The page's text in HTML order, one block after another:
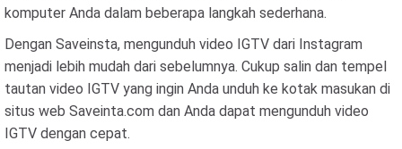
komputer Anda dalam beberapa langkah sederhana.
Dengan Saveinsta, mengunduh video IGTV dari Instagram
menjadi lebih mudah dari sebelumnya. Cukup salin dan tempel
tautan video IGTV yang ingin Anda unduh ke kotak masukan di
situs web Saveinta.com dan Anda dapat mengunduh video
IGTV dengan cepat.